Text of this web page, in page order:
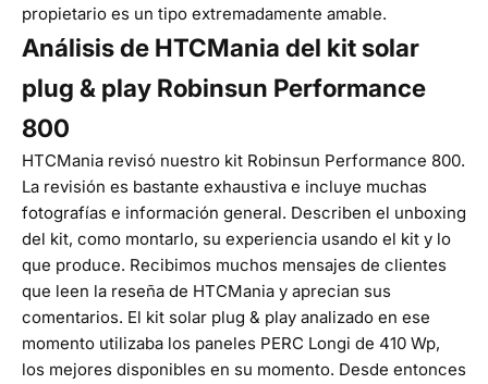
propietario es un tipo extremadamente amable.
Análisis de HTCMania del kit solar
plug & play Robinsun Performance
800
HTCMania revisó nuestro kit Robinsun Performance 800.
La revisión es bastante exhaustiva e incluye muchas
fotografías e información general. Describen el unboxing
del kit, como montarlo, su experiencia usando el kit y lo
que produce. Recibimos muchos mensajes de clientes
que leen la reseña de HTCMania y aprecian sus
comentarios. El kit solar plug & play analizado en ese
momento utilizaba los paneles PERC Longi de 410 Wp,
los mejores disponibles en su momento. Desde entonces